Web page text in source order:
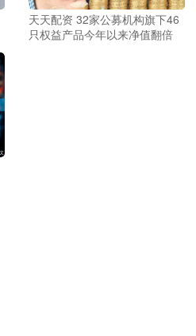
天天配资 32家公募机构旗下46
只权益产品今年以来净值翻倍